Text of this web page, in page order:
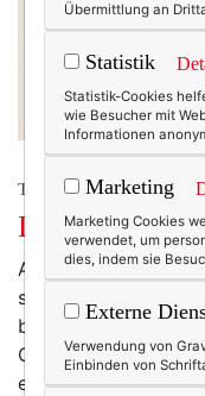
TEXTERELLA LIEBT!
Die Welt ist
Also: Da entwirft
schlechthin, irrt sich
bietet es lediglich
Geht's noch? Wer
etwa ein
Übermittlung an
Statistik
Statistik-Cookies
wie Besucher mit
Informationen
Marketing
Marketing Cookies
verwendet, um
dies, indem sie
Externe
Verwendung von
Einbinden von